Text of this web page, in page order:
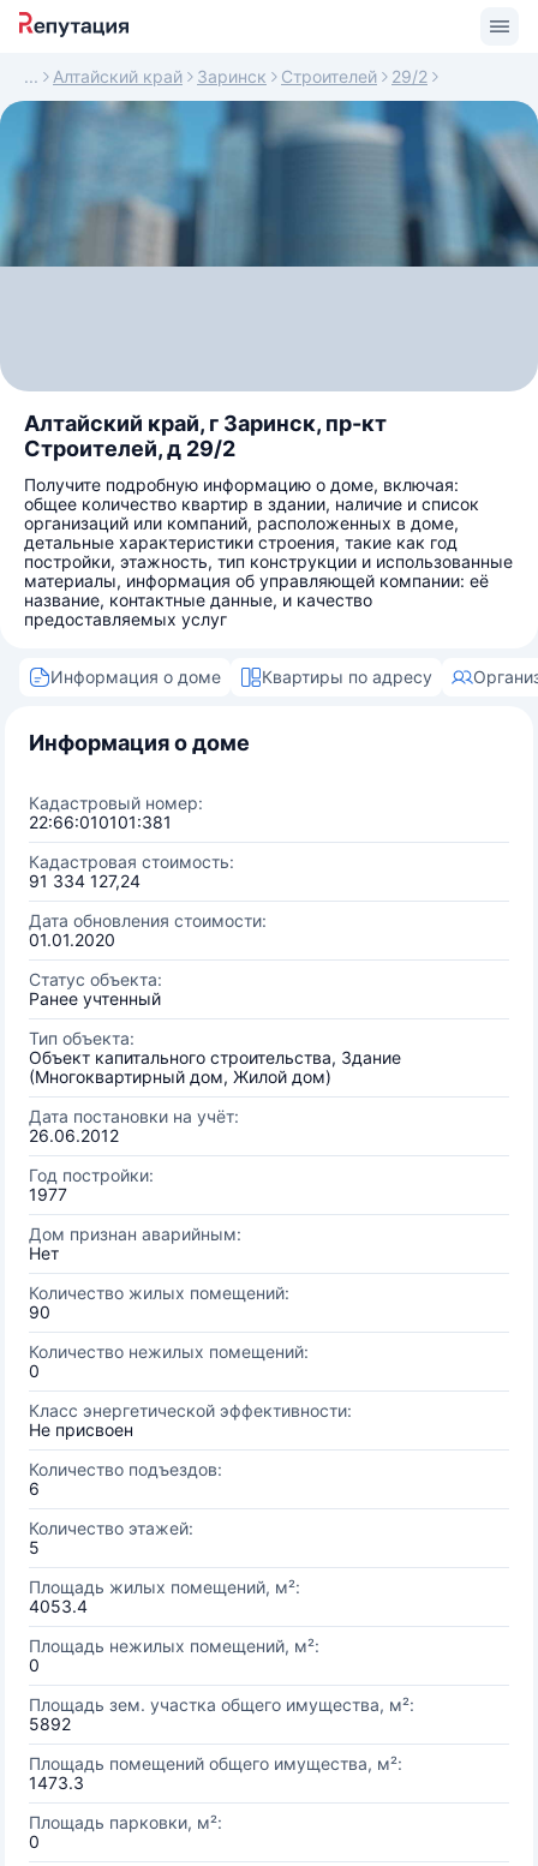
Алтайский край Заринск Строителей 29/2
Алтайский край, г Заринск, пр-кт
Строителей, д 29/2
Получите подробную информацию о доме, включая:
общее количество квартир в здании, наличие и список
организаций или компаний, расположенных в доме,
детальные характеристики строения, такие как год
постройки, этажность, тип конструкции и использованные
материалы, информация об управляющей компании: её
название, контактные данные, и качество
предоставляемых услуг
Информация о доме Квартиры по адресу
Информация о доме
Кадастровый номер:
22:66:010101:381
Кадастровая стоимость:
91 334 127,24
Дата обновления стоимости:
01.01.2020
Статус объекта:
Ранее учтенный
Тип объекта:
Объект капитального строительства, Здание
(Многоквартирный дом, Жилой дом)
Дата постановки на учёт:
26.06.2012
Год постройки:
1977
Дом признан аварийным:
Нет
Количество жилых помещений:
90
Количество нежилых помещений:
0
Класс энергетической эффективности:
Не присвоен
Количество подъездов:
6
Количество этажей:
5
Площадь жилых помещений, м²:
4053.4
Площадь нежилых помещений, м²:
0
Площадь зем. участка общего имущества, м²:
5892
Площадь помещений общего имущества, м²:
1473.3
Площадь парковки, м²:
0